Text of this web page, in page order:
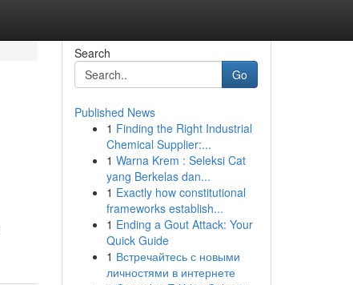
Search
Go
Published News
1 Finding the Right Industrial
Chemical Supplier:...
1 Warna Krem : Seleksi Cat
yang Berkelas dan...
1 Exactly how constitutional
frameworks establish...
1 Ending a Gout Attack: Your
Quick Guide
1 Встречайтесь с новыми
личностями в интернете